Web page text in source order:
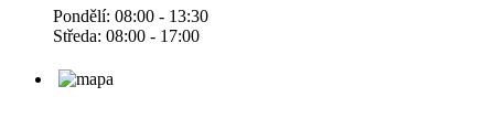
Pondělí: 08:00 - 13:30
Středa: 08:00 - 17:00